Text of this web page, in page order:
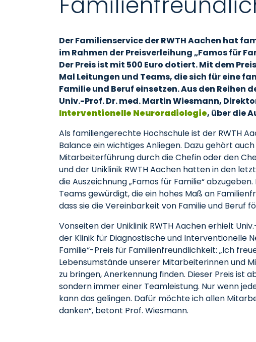
Der Familienservice der RWTH Aachen hat
im Rahmen der Preisverleihung „Famos für
Der Preis ist mit 500 Euro dotiert. Mit dem
Mal Leitungen und Teams, die sich für eine
Familie und Beruf einsetzen. Aus den Reihen
Univ.-Prof. Dr. med. Martin Wiesmann,
Interventionelle Neuroradiologie, über die
Als familiengerechte Hochschule ist der RWTH
Balance ein wichtiges Anliegen. Dazu gehört
Mitarbeiterführung durch die Chefin oder den
und der Uniklinik RWTH Aachen hatten in den
die Auszeichnung „Famos für Familie“
Teams gewürdigt, die ein hohes Maß an
dass sie die Vereinbarkeit von Familie und Beruf
Vonseiten der Uniklinik RWTH Aachen erhielt
der Klinik für Diagnostische und Interventionelle
Familie“-Preis für Familienfreundlichkeit: „Ich
Lebensumstände unserer Mitarbeiterinnen und
zu bringen, Anerkennung finden. Dieser Preis ist
sondern immer einer Teamleistung. Nur wenn
kann das gelingen. Dafür möchte ich allen
danken“, betont Prof. Wiesmann.